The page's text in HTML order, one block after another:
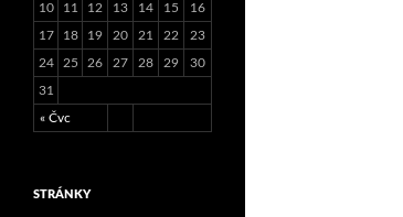
« Čvc
10 11 12 13 14 15 16
17 18 19 20 21 22 23
24 25 26 27 28 29 30
31
STRÁNKY